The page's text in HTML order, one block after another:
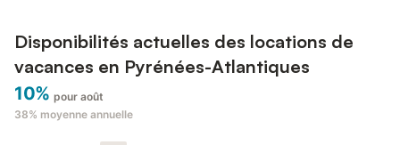
Disponibilités actuelles des locations de
vacances en Pyrénées-Atlantiques
10% pour août
38% moyenne annuelle